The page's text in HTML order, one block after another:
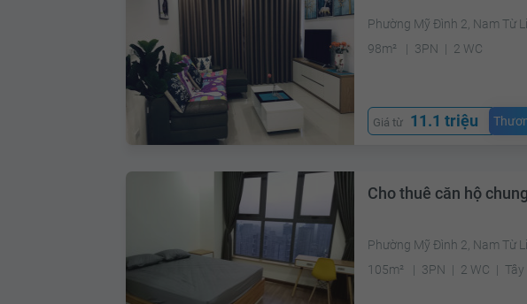
Phường Mỹ Đình 2, Nam Từ
98m²
3PN 2 WC
Giá từ 11.1 triệu
Cho thuê căn hộ
Phường Mỹ Đình 2, Nam Từ
105m²
3PN 2 WC Tây